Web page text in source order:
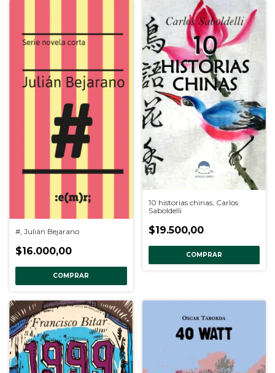
#, Julián Bejarano
$16.000,00
COMPRAR
10 historias chinas, Carlos
Saboldelli
$19.500,00
COMPRAR